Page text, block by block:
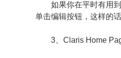
如果你在平时有用到
单击编辑按钮，这样的
3、Claris Home